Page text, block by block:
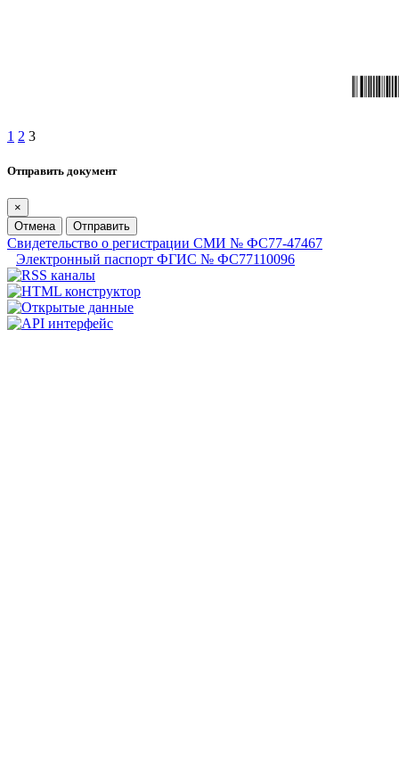
1 2 3
Отправить документ
×
Отмена
Отправить
Свидетельство о регистрации СМИ № ФС77-47467
Электронный паспорт ФГИС № ФС77110096